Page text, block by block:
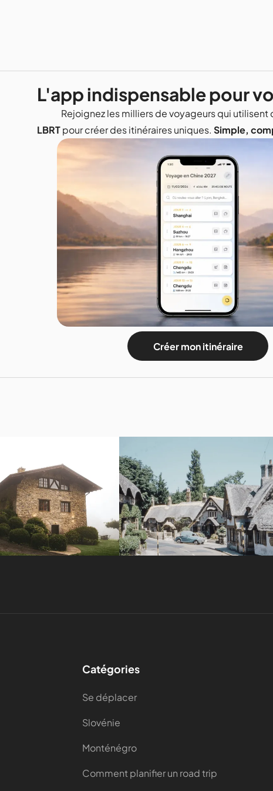
L'app indispensable pour
Rejoignez les milliers de voyageurs qui utilisent
LBRTpour créer des itinéraires uniques. Simple,
Créer mon itinéraire
Catégories
Se déplacer
Slovénie
Monténégro
Comment planifier un road trip